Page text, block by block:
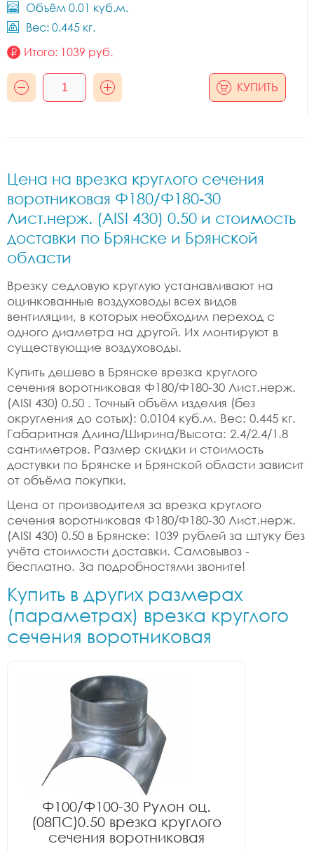
Объём 0.01 куб.м.
Вес: 0.445 кг.
Итого: 1039 руб.
КУПИТЬ
Цена на врезка круглого сечения
воротниковая Ф180/Ф180-30
Лист.нерж. (AISI 430) 0.50 и стоимость
доставки по Брянске и Брянской
области
Врезку седловую круглую устанавливают на
оцинкованные воздуховоды всех видов
вентиляции, в которых необходим переход с
одного диаметра на другой. Их монтируют в
существующие воздуховоды.
Купить дешево в Брянске врезка круглого
сечения воротниковая Ф180/Ф180-30 Лист.нерж.
(AISI 430) 0.50 . Точный объём изделия (без
округления до сотых): 0.0104 куб.м. Вес: 0.445 кг.
Габаритная Длина/Ширина/Высота: 2.4/2.4/1.8
сантиметров. Размер скидки и стоимость
достувки по Брянске и Брянской области зависит
от объёма покупки.
Цена от производителя за врезка круглого
сечения воротниковая Ф180/Ф180-30 Лист.нерж.
(AISI 430) 0.50 в Брянске: 1039 рублей за штуку без
учёта стоимости доставки. Самовывоз -
бесплатно. За подробностями звоните!
Купить в других размерах
(параметрах) врезка круглого
сечения воротниковая
Ф100/Ф100-30 Рулон оц.
(08ПС)0.50 врезка круглого
сечения воротниковая